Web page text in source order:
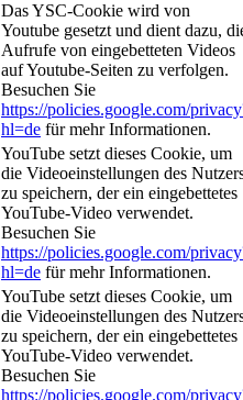
Das YSC-Cookie wird von
Youtube gesetzt und dient dazu,
Aufrufe von eingebetteten Videos
auf Youtube-Seiten zu verfolgen.
Besuchen Sie
https://policies.google.com/
hl=de für mehr Informationen.
YouTube setzt dieses Cookie, um
die Videoeinstellungen des
zu speichern, der ein eingebettetes
YouTube-Video verwendet.
Besuchen Sie
https://policies.google.com/
hl=de für mehr Informationen.
YouTube setzt dieses Cookie, um
die Videoeinstellungen des
zu speichern, der ein eingebettetes
YouTube-Video verwendet.
Besuchen Sie
https://policies.google.com/